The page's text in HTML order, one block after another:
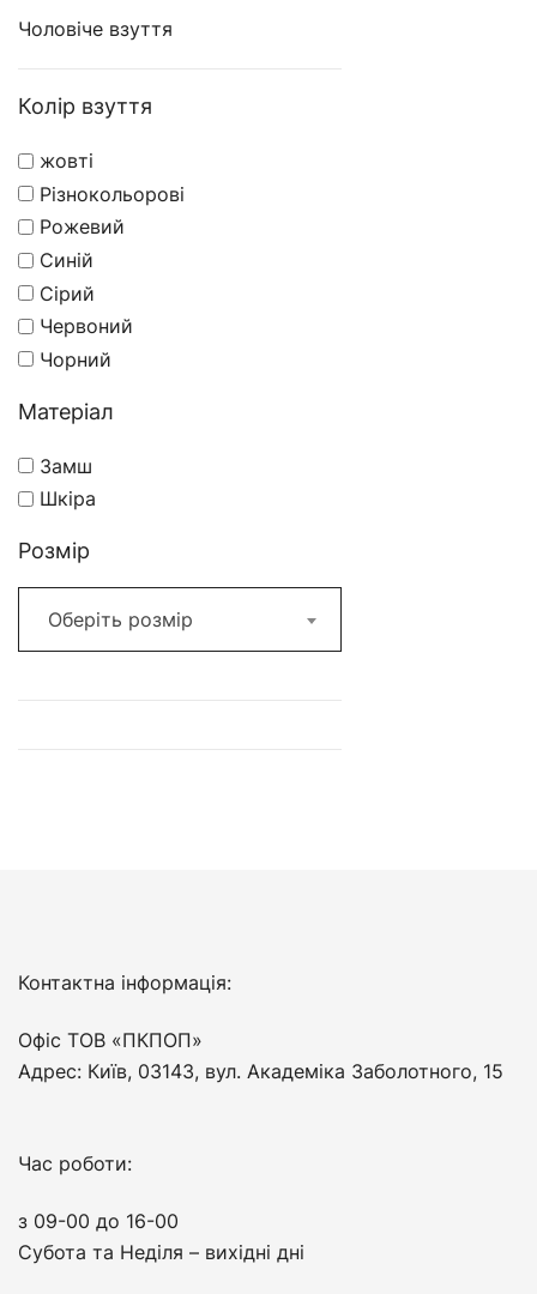
Чоловіче взуття
Колір взуття
жовті
Різнокольорові
Рожевий
Синій
Сірий
Червоний
Чорний
Матеріал
Замш
Шкіра
Розмір
Оберіть розмір
Контактна інформація:
Офіс ТОВ «ПКПОП»
Адрес: Київ, 03143, вул. Академіка Заболотного, 15
Час роботи:
з 09-00 до 16-00
Субота та Неділя – вихідні дні